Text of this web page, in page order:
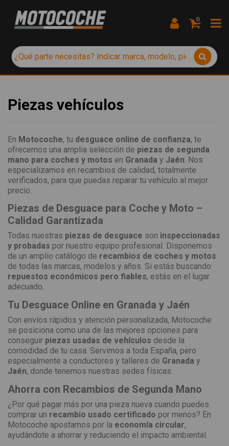
0
Piezas vehículos
En Motocoche, tu desguace online de confianza, te
ofrecemos una amplia selección de piezas de segunda
mano para coches y motos en Granada y Jaén . Nos
especializamos en recambios de calidad, totalmente
verificados, para que puedas reparar tu vehículo al mejor
precio.
Piezas de Desguace para Coche y Moto –
Calidad Garantizada
Todas nuestras piezas de desguace son inspeccionadas
y probadas por nuestro equipo profesional. Disponemos
de un amplio catálogo de recambios de coches y motos
de todas las marcas, modelos y años. Si estás buscando
repuestos económicos pero fiables, estás en el lugar
adecuado.
Tu Desguace Online en Granada y Jaén
Con envíos rápidos y atención personalizada, Motocoche
se posiciona como una de las mejores opciones para
conseguir piezas usadas de vehículos desde la
comodidad de tu casa. Servimos a toda España, pero
especialmente a conductores y talleres de Granada y
Jaén, donde tenemos nuestras sedes físicas.
Ahorra con Recambios de Segunda Mano
¿Por qué pagar más por una pieza nueva cuando puedes
comprar un recambio usado certificado por menos? En
Motocoche apostamos por la economía circular,
ayudándote a ahorrar y reduciendo el impacto ambiental.